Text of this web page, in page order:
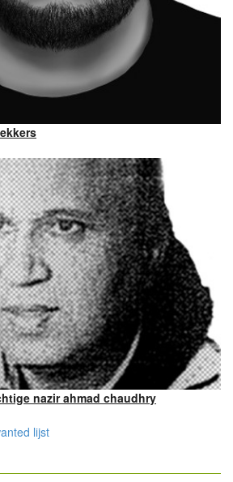
nazir ahmad chaudhry
lijst